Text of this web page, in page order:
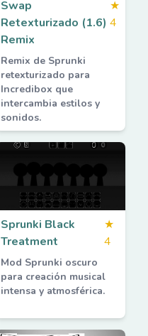
Swap
Retexturizado (1.6)
Remix
★
4
Remix de Sprunki
retexturizado para
Incredibox que
intercambia estilos y
sonidos.
Sprunki Black
Treatment
★
4
Mod Sprunki oscuro
para creación musical
intensa y atmosférica.